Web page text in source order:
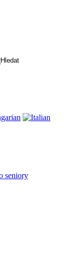
seniory